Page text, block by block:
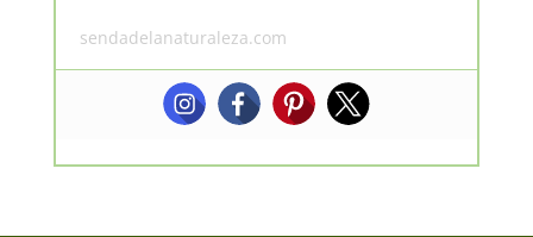
sendadelanaturaleza.com